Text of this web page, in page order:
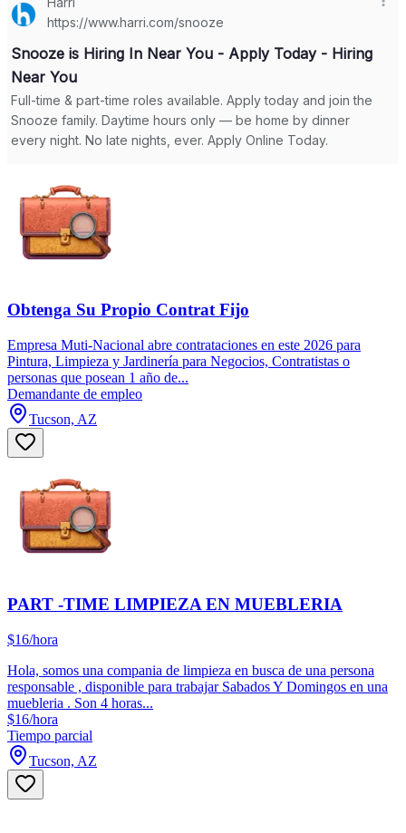
Obtenga Su Propio Contrat Fijo
Empresa Muti-Nacional abre contrataciones en este 2026 para
Pintura, Limpieza y Jardinería para Negocios, Contratistas o
personas que posean 1 año de...
Demandante de empleo
Tucson, AZ
PART -TIME LIMPIEZA EN MUEBLERIA
$16/hora
Hola, somos una compania de limpieza en busca de una persona
responsable , disponible para trabajar Sabados Y Domingos en una
muebleria . Son 4 horas...
$16/hora
Tiempo parcial
Tucson, AZ